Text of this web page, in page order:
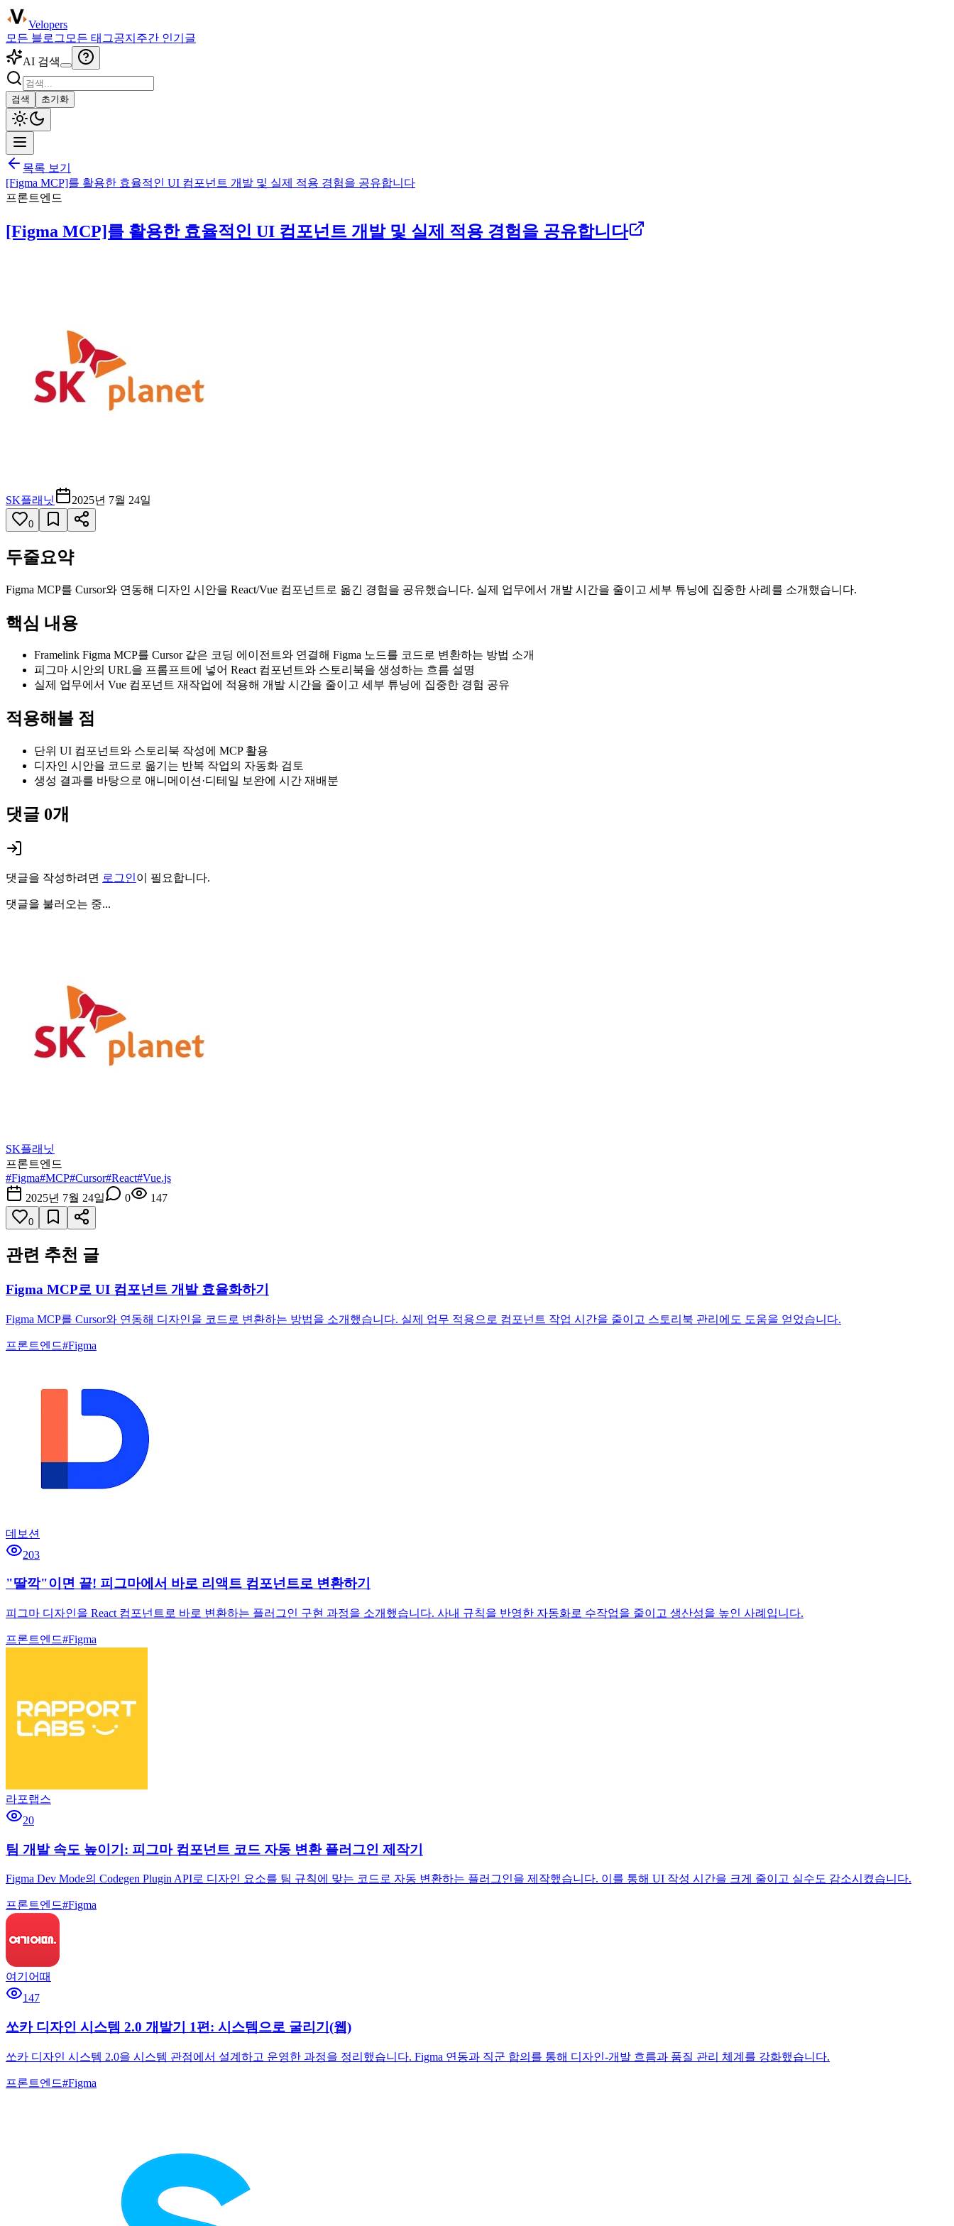
Velopers
모든 블로그 모든 태그공지 주간 인기글
AI 검색
검색 초기화
목록 보기
[Figma MCP]를 활용한 효율적인 UI 컴포넌트 개발 및 실제 적용 경험을 공유합니다
프론트엔드
[Figma MCP]를 활용한 효율적인 UI 컴포넌트 개발 및 실제 적용 경험을 공유합니다
SK플래닛 2025년 7월 24일
0
두줄요약
Figma MCP를 Cursor와 연동해 디자인 시안을 React/Vue 컴포넌트로 옮긴 경험을 공유했습니다. 실제 업무에서 개발 시간을 줄이고 세부 튜닝에 집중한 사례를 소개했습니다.
핵심 내용
Framelink Figma MCP를 Cursor 같은 코딩 에이전트와 연결해 Figma 노드를 코드로 변환하는 방법 소개
피그마 시안의 URL을 프롬프트에 넣어 React 컴포넌트와 스토리북을 생성하는 흐름 설명
실제 업무에서 Vue 컴포넌트 재작업에 적용해 개발 시간을 줄이고 세부 튜닝에 집중한 경험 공유
적용해볼 점
단위 UI 컴포넌트와 스토리북 작성에 MCP 활용
디자인 시안을 코드로 옮기는 반복 작업의 자동화 검토
생성 결과를 바탕으로 애니메이션·디테일 보완에 시간 재배분
댓글 0개
댓글을 작성하려면 로그인이 필요합니다.
댓글을 불러오는 중...
SK플래닛
프론트엔드
#Figma#MCP#Cursor#React#Vue.js
2025년 7월 24일
0 147
0
관련 추천 글
Figma MCP로 UI 컴포넌트 개발 효율화하기
Figma MCP를 Cursor와 연동해 디자인을 코드로 변환하는 방법을 소개했습니다. 실제 업무 적용으로 컴포넌트 작업 시간을 줄이고 스토리북 관리에도 도움을 얻었습니다.
프론트엔드#Figma
데보션
203
"딸깍"이면 끝! 피그마에서 바로 리액트 컴포넌트로 변환하기
피그마 디자인을 React 컴포넌트로 바로 변환하는 플러그인 구현 과정을 소개했습니다. 사내 규칙을 반영한 자동화로 수작업을 줄이고 생산성을 높인 사례입니다.
프론트엔드#Figma
라포랩스
20
팀 개발 속도 높이기: 피그마 컴포넌트 코드 자동 변환 플러그인 제작기
Figma Dev Mode의 Codegen Plugin API로 디자인 요소를 팀 규칙에 맞는 코드로 자동 변환하는 플러그인을 제작했습니다. 이를 통해 UI 작성 시간을 크게 줄이고 실수도 감소시켰습니다.
프론트엔드#Figma
여기어때
147
쏘카 디자인 시스템 2.0 개발기 1편: 시스템으로 굴리기(웹)
쏘카 디자인 시스템 2.0을 시스템 관점에서 설계하고 운영한 과정을 정리했습니다. Figma 연동과 직군 합의를 통해 디자인-개발 흐름과 품질 관리 체계를 강화했습니다.
프론트엔드#Figma